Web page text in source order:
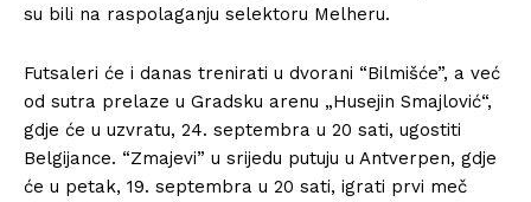
su bili na raspolaganju selektoru Melheru.
Futsaleri će i danas trenirati u dvorani “Bilmišće”, a već
od sutra prelaze u Gradsku arenu „Husejin Smajlović“,
gdje će u uzvratu, 24. septembra u 20 sati, ugostiti
Belgijance. “Zmajevi” u srijedu putuju u Antverpen, gdje
će u petak, 19. septembra u 20 sati, igrati prvi meč